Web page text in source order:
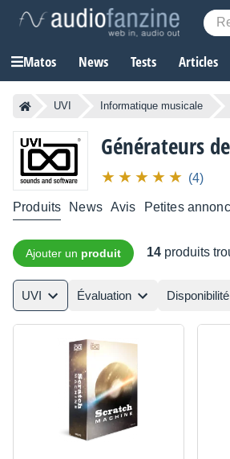
Matos News Tests Articles
UVI Informatique musicale
Générateurs
(4)
Produits News Avis Petites
Ajouter un produit 14 produits
UVI Évaluation Disponibilité